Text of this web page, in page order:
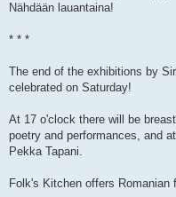
Nähdään lauantaina!
* * *
The end of the exhibitions by
celebrated on Saturday!
At 17 o'clock there will be
poetry and performances, and
Pekka Tapani.
Folk's Kitchen offers Romanian